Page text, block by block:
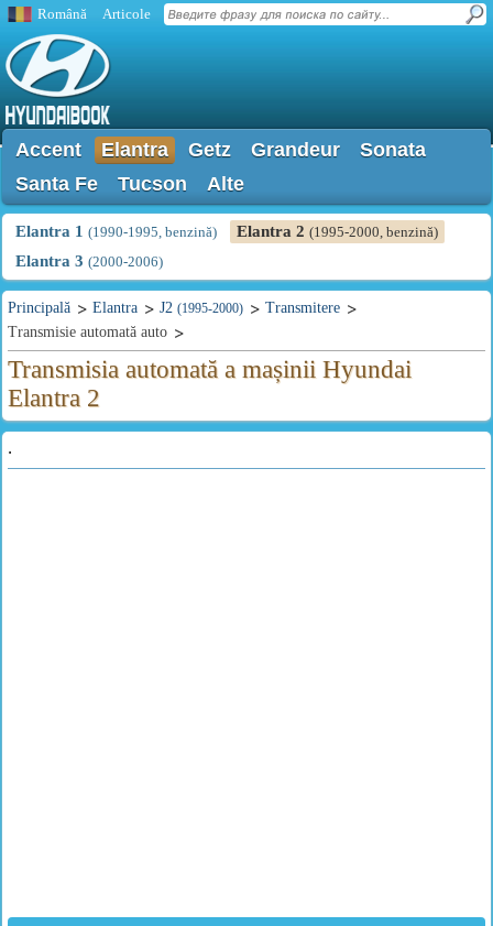
Română Articole
Accent Elantra Getz Grandeur
Sonata
Santa Fe
Tucson Alte
Elantra 1 (1990-1995, benzină) Elantra 2 (1995-2000, benzină)
Elantra 3 (2000-2006)
Principală Elantra J2 (1995-2000)
Transmitere
Transmisie automată auto
Transmisia automată a mașinii Hyundai
Elantra 2
.